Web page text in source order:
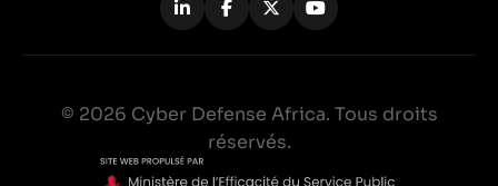
© 2026 Cyber Defense Africa. Tous droits
réservés.